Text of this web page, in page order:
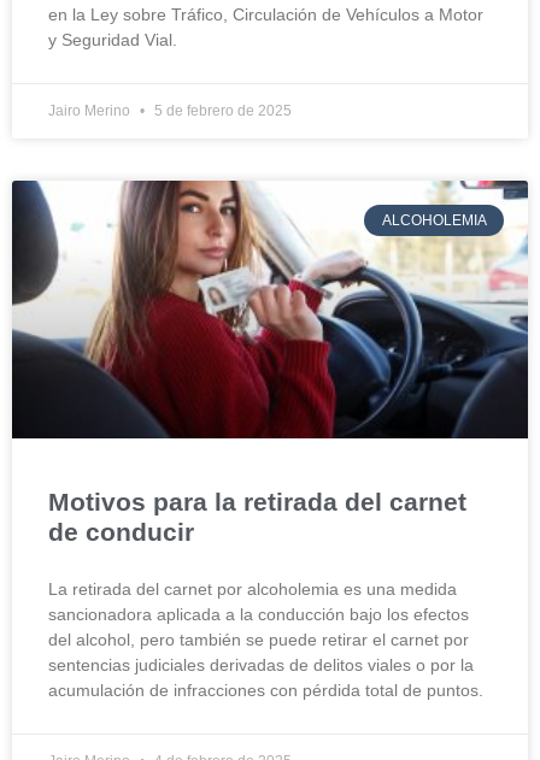
en la Ley sobre Tráfico, Circulación de Vehículos a Motor
y Seguridad Vial.
Jairo Merino 5 de febrero de 2025
ALCOHOLEMIA
Motivos para la retirada del carnet
de conducir
La retirada del carnet por alcoholemia es una medida
sancionadora aplicada a la conducción bajo los efectos
del alcohol, pero también se puede retirar el carnet por
sentencias judiciales derivadas de delitos viales o por la
acumulación de infracciones con pérdida total de puntos.